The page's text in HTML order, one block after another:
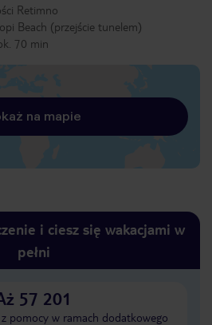
Retimno
Beach (przejście tunelem)
70 min
na mapie
i ciesz się wakacjami w
pełni
57 201
pomocy w ramach dodatkowego